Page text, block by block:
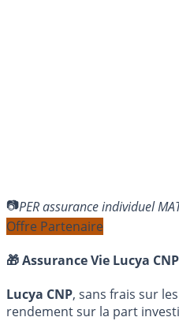
PER assurance individuel
Offre Partenaire
🎁 Assurance Vie Lucya
Lucya CNP, sans frais sur
rendement sur la part